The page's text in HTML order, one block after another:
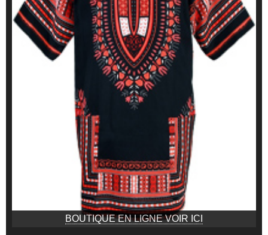
BOUTIQUE EN LIGNE VOIR ICI